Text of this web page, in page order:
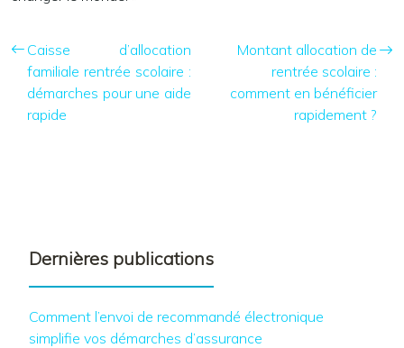
Caisse d’allocation
familiale rentrée scolaire :
démarches pour une aide
rapide
Montant allocation de
rentrée scolaire :
comment en bénéficier
rapidement ?
Dernières publications
Comment l’envoi de recommandé électronique
simplifie vos démarches d’assurance